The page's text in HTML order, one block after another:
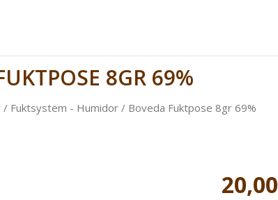
8GR 69%
/ Fuktsystem - Humidor / Boveda Fuktpose 8gr 69%
20,00